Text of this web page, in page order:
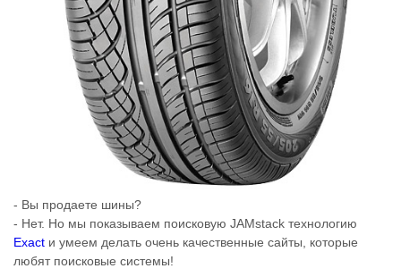
- Вы продаете шины?
- Нет. Но мы показываем поисковую JAMstack технологию
Exact и умеем делать очень качественные сайты, которые
любят поисковые системы!